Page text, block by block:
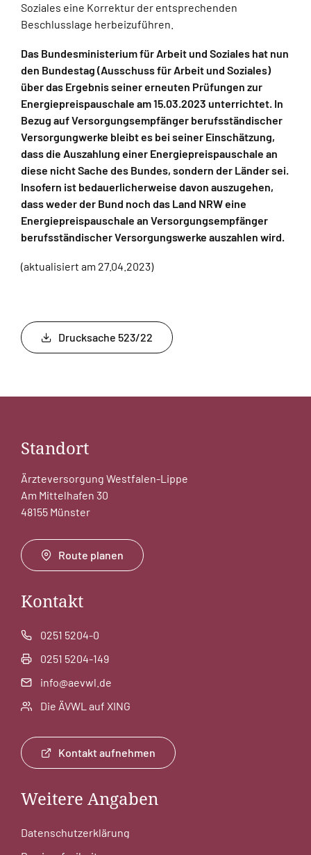
Soziales eine Korrektur der entsprechenden
Beschlusslage herbeizuführen.
Das Bundesministerium für Arbeit und Soziales hat nun
den Bundestag (Ausschuss für Arbeit und Soziales)
über das Ergebnis seiner erneuten Prüfungen zur
Energiepreispauschale am 15.03.2023 unterrichtet. In
Bezug auf Versorgungsempfänger berufsständischer
Versorgungwerke bleibt es bei seiner Einschätzung,
dass die Auszahlung einer Energiepreispauschale an
diese nicht Sache des Bundes, sondern der Länder sei.
Insofern ist bedauerlicherweise davon auszugehen,
dass weder der Bund noch das Land NRW eine
Energiepreispauschale an Versorgungsempfänger
berufsständischer Versorgungswerke auszahlen wird.
(aktualisiert am 27.04.2023)
Drucksache 523/22
Standort
Ärzteversorgung Westfalen-Lippe
Am Mittelhafen 30
48155 Münster
Route planen
Kontakt
0251 5204-0
0251 5204-149
info@aevwl.de
Die ÄVWL auf XING
Kontakt aufnehmen
Weitere Angaben
Datenschutzerklärung